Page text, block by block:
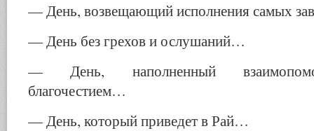
— День, возвещающий исполнения самых
— День без грехов и ослушаний…
— День, наполненный
благочестием…
— День, который приведет в Рай…